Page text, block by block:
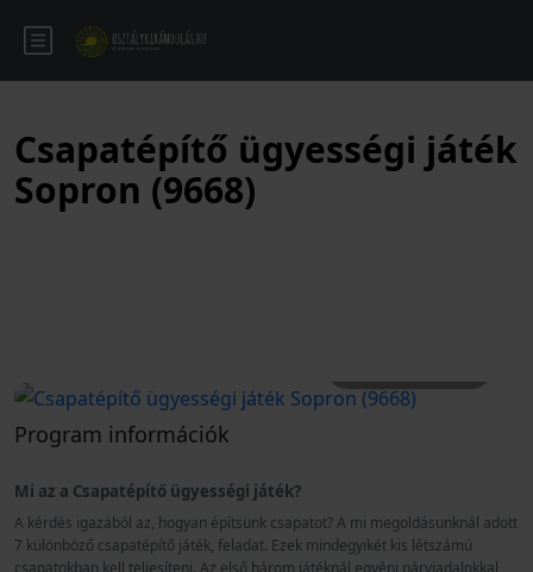
Csapatépítő ügyességi játék
Sopron (9668)
Program információk
Mi az a Csapatépítő ügyességi játék?
A kérdés igazából az, hogyan építsünk csapatot? A mi megoldásunknál adott
7 különböző csapatépítő játék, feladat. Ezek mindegyikét kis létszámú